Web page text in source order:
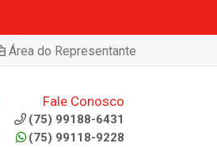
Área do Representante
Fale Conosco
(75) 99188-6431
(75) 99118-9228